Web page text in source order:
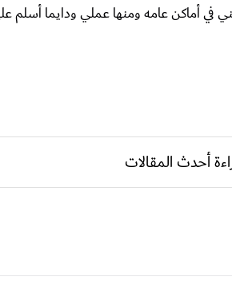
في أماكن عامه ومنها عملي ودايما أسلم
أحدث المقالات